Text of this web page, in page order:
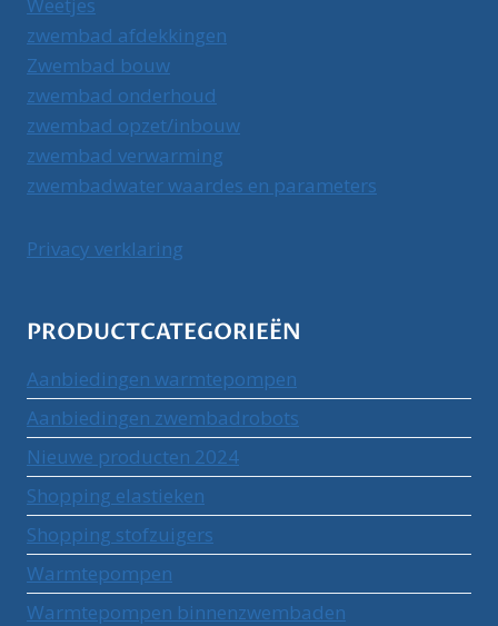
zwembad afdekkingen
Zwembad bouw
zwembad onderhoud
zwembad opzet/inbouw
zwembad verwarming
zwembadwater waardes en parameters
Privacy verklaring
PRODUCTCATEGORIEËN
Aanbiedingen warmtepompen
Aanbiedingen zwembadrobots
Nieuwe producten 2024
Shopping elastieken
Shopping stofzuigers
Warmtepompen
Warmtepompen binnenzwembaden